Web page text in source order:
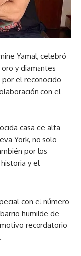
Yamal, celebró
y diamantes
el reconocido
con el
casa de alta
York, no solo
por los
y el
con el número
humilde de
recordatorio